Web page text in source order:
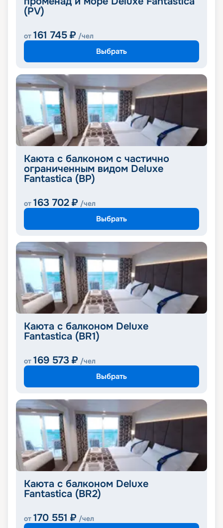
(PV)
от 161 745 ₽ /чел
Выбрать
Каюта с балконом с частично
ограниченным видом Deluxe
Fantastica (BP)
от 163 702 ₽ /чел
Выбрать
Каюта с балконом Deluxe
Fantastica (BR1)
от 169 573 ₽ /чел
Выбрать
Каюта с балконом Deluxe
Fantastica (BR2)
от 170 551 ₽ /чел